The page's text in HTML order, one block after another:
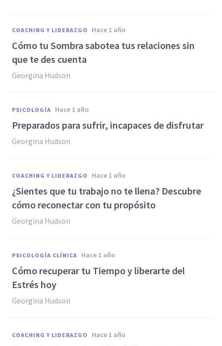
COACHING Y LIDERAZGO hace 1 año
Cómo tu Sombra sabotea tus relaciones sin
que te des cuenta
Georgina Hudson
PSICOLOGÍA hace 1 año
Preparados para sufrir, incapaces de disfrutar
Georgina Hudson
COACHING Y LIDERAZGO hace 1 año
¿Sientes que tu trabajo no te llena? Descubre
cómo reconectar con tu propósito
Georgina Hudson
PSICOLOGÍA CLÍNICA hace 1 año
Cómo recuperar tu Tiempo y liberarte del
Estrés hoy
Georgina Hudson
COACHING Y LIDERAZGO hace 1 año